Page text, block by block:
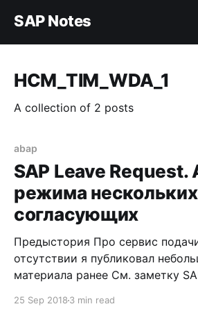
SAP Notes
HCM_TIM_WDA_1
A collection of 2 posts
abap
SAP Leave Request.
режима нескольких
согласующих
Предыстория Про сервис подачи заявки об
отсутствии я публиковал
материала ранее См. заметку SAP Leave Request
См. заметку Как добавить
25 Sep 2018 3 min read